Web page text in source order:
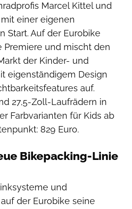
Marcel Kittel und
einer eigenen
Start. Auf der Eurobike
Premiere und mischt den
der Kinder- und
eigenständigem Design
auf.
27,5-Zoll-Laufrädern in
Farbvarianten für Kids ab
829 Euro.
Bikepacking-Linie
Thomas Terbeck
und
der Eurobike seine